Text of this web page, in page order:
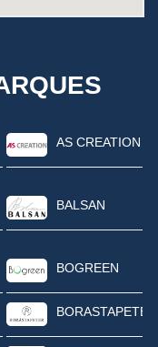
AS CREATION
BALSAN
BOGREEN
BORASTAPETER